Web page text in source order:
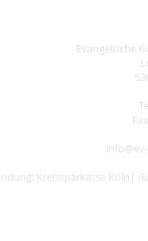
Evangelische
Kreissparkasse Köln|